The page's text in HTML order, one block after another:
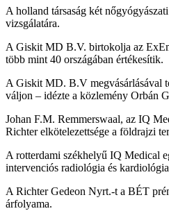
A holland társaság két
vizsgálatára.
A Giskit MD B.V. birtokolja az
több mint 40 országában értékesítik.
A Giskit MD. B.V megvásárlásával
váljon – idézte a közlemény Orbán
Johan F.M. Remmerswaal, az IQ
Richter elkötelezettsége a földrajzi
A rotterdami székhelyű IQ Medical
intervenciós radiológia és
A Richter Gedeon Nyrt.-t a BÉT
árfolyama.